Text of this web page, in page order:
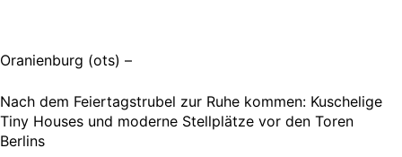
Oranienburg (ots) –
Nach dem Feiertagstrubel zur Ruhe kommen: Kuschelige
Tiny Houses und moderne Stellplätze vor den Toren
Berlins